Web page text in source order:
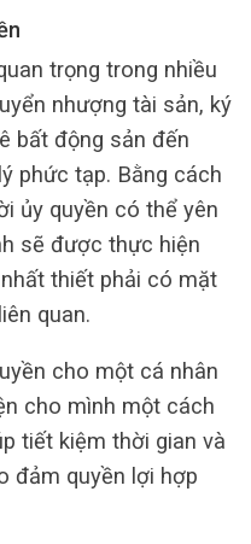
trọng trong nhiều
nhượng tài sản, ký
bất động sản đến
phức tạp. Bằng cách
ủy quyền có thể yên
sẽ được thực hiện
thiết phải có mặt
quan.
cho một cá nhân
cho mình một cách
tiết kiệm thời gian và
đảm quyền lợi hợp